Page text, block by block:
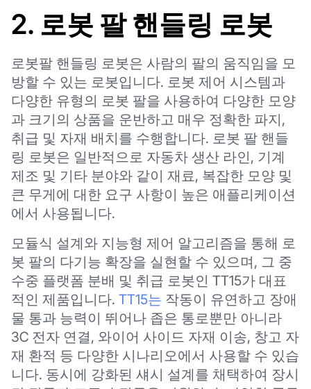
2. 로봇 팔 핸들링 로봇
로봇팔 핸들링 로봇은 사람의 팔의 움직임을 모
방할 수 있는 로봇입니다. 로봇 제어 시스템과
다양한 유형의 로봇 팔을 사용하여 다양한 모양
과 크기의 상품을 운반하고 매우 정확한 파지,
취급 및 자재 배치를 수행합니다. 로봇 팔 핸들
링 로봇은 일반적으로 자동차 생산 라인, 기계
제조 및 기타 분야와 같이 재료, 복잡한 모양 및
큰 무게에 대한 요구 사항이 높은 애플리케이션
에서 사용됩니다.
모듈식 설계와 지능형 제어 알고리즘을 통해 로
봇 팔의 다기능 확장을 실현할 수 있으며, 그 중
수중 플랫폼 분배 및 취급 로봇인 TT15가 대표
적인 제품입니다. TT15는 작동이 유연하고 장애
물 통과 능력이 뛰어나 좁은 통로뿐만 아니라
3C 전자 연결, 와이어 사이드 자재 이송, 창고 자
재 환적 등 다양한 시나리오에서 사용할 수 있습
니다. 동시에 강화된 섀시 설계를 채택하여 장시